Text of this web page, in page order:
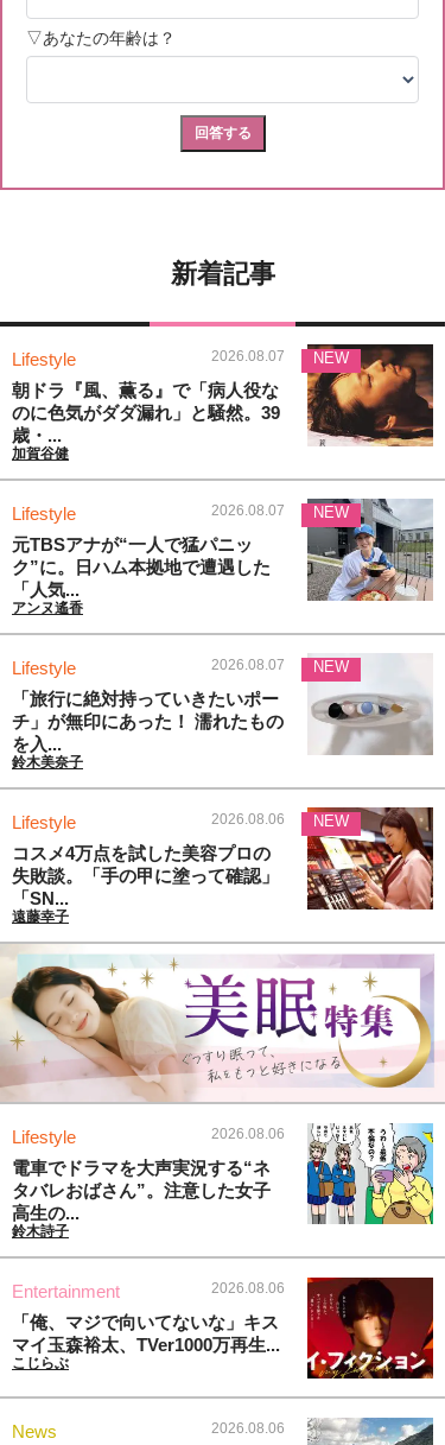
新着記事
Lifestyle 2026.08.07
朝ドラ『風、薫る』で「病人役な
のに色気がダダ漏れ」と騒然。39
歳・...
加賀谷健
NEW
Lifestyle 2026.08.07
元TBSアナが“一人で猛パニッ
ク”に。日ハム本拠地で遭遇した
「人気...
アンヌ遙香
NEW
Lifestyle 2026.08.07
「旅行に絶対持っていきたいポー
チ」が無印にあった！ 濡れたもの
を入...
鈴木美奈子
NEW
Lifestyle 2026.08.06
コスメ4万点を試した美容プロの
失敗談。「手の甲に塗って確認」
「SN...
遠藤幸子
NEW
Lifestyle 2026.08.06
電車でドラマを大声実況する“ネ
タバレおばさん”。注意した女子
高生の...
鈴木詩子
Entertainment 2026.08.06
「俺、マジで向いてないな」キス
マイ玉森裕太、TVer1000万再生...
こじらぶ
News 2026.08.06